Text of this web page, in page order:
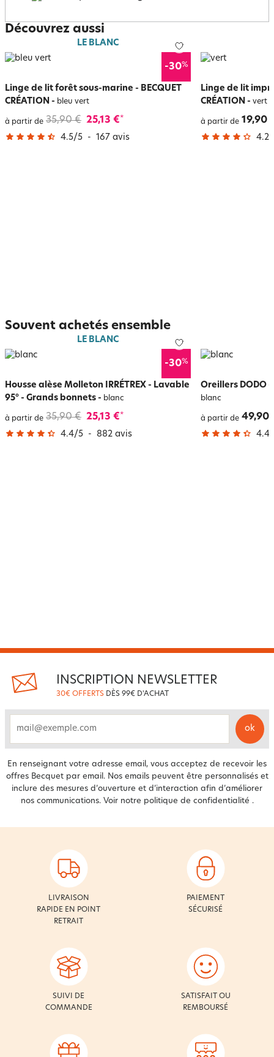
Découvrez aussi
LE BLANC
-30%
Linge de lit forêt sous-marine - BECQUET
CRÉATION - bleu vert
à partir de 35,90 € 25,13 €*
4.5/5 - 167 avis
Linge de lit
CRÉATION - vert
à partir de 19,90
4.2
Souvent achetés ensemble
LE BLANC
-30%
Housse alèse Molleton IRRÉTREX - Lavable
95° - Grands bonnets - blanc
à partir de 35,90 € 25,13 €*
4.4/5 - 882 avis
Oreillers DODO -
blanc
à partir de 49,90
4.4
INSCRIPTION NEWSLETTER
30€ OFFERTS DÈS 99€ D'ACHAT
ok
En renseignant votre adresse email, vous acceptez de recevoir les
offres Becquet par email. Nos emails peuvent être personnalisés et
inclure des mesures d’ouverture et d’interaction afin d’améliorer
nos communications. Voir notre politique de confidentialité .
LIVRAISON
RAPIDE EN POINT
RETRAIT
PAIEMENT
SÉCURISÉ
SUIVI DE
COMMANDE
SATISFAIT OU
REMBOURSÉ